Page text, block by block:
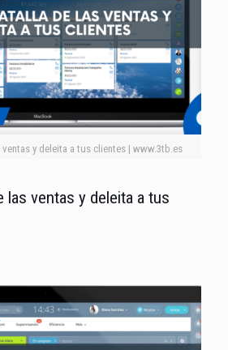
ventas y deleita a tus clientes | www.3tb.es
las ventas y deleita a tus